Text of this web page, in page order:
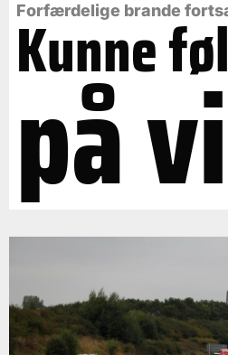
Forfærdelige brande
Kunne
på